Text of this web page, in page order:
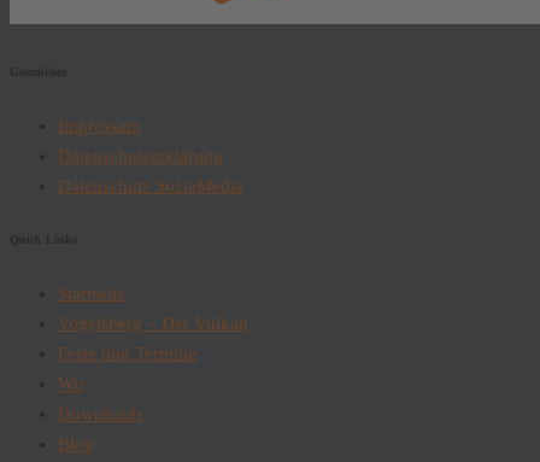
Gestzliches
Impressum
Datenschutzerklärung
Datenschutz SociaMedia
Quick Links
Startseite
Vogelsberg – Der Vulkan
Feste und Termine
Wir
Downloads
Blog